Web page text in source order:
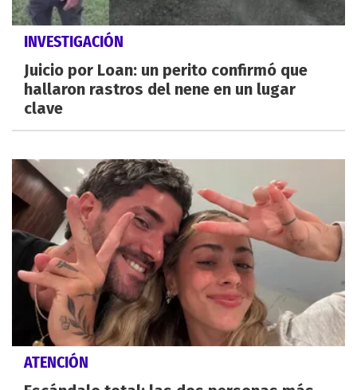
INVESTIGACIÓN
Juicio por Loan: un perito confirmó que
hallaron rastros del nene en un lugar
clave
ATENCIÓN